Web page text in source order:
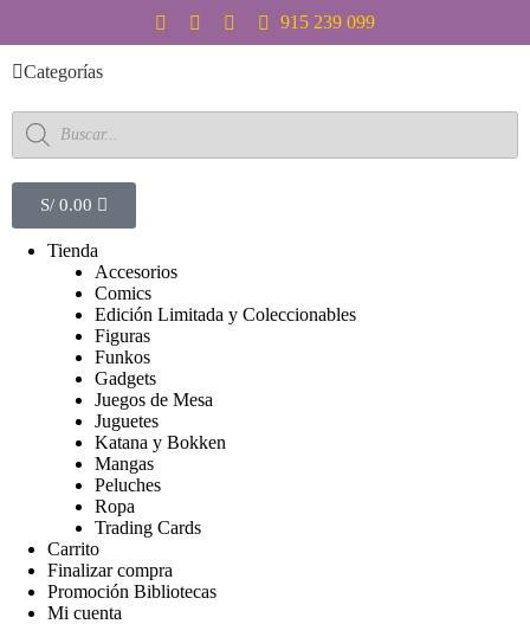
a
l
a
r
n
915 239 099
Categorías
S/ 0.00
Tienda
Accesorios
Comics
Edición Limitada y Coleccionables
Figuras
Funkos
Gadgets
Juegos de Mesa
Juguetes
Katana y Bokken
Mangas
Peluches
Ropa
Trading Cards
Carrito
Finalizar compra
Promoción Bibliotecas
Mi cuenta